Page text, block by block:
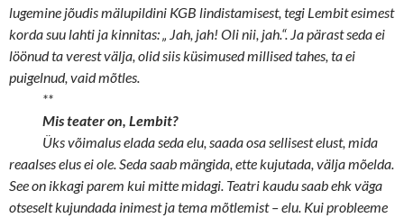
lugemine jõudis mälupildini KGB lindistamisest, tegi Lembit esimest
korda suu lahti ja kinnitas: „ Jah, jah! Oli nii, jah.“. Ja pärast seda ei
löönud ta verest välja, olid siis küsimused millised tahes, ta ei
puigelnud, vaid mõtles.
**
Mis teater on, Lembit?
Üks võimalus elada seda elu, saada osa sellisest elust, mida
reaalses elus ei ole. Seda saab mängida, ette kujutada, välja mõelda.
See on ikkagi parem kui mitte midagi. Teatri kaudu saab ehk väga
otseselt kujundada inimest ja tema mõtlemist – elu. Kui probleeme